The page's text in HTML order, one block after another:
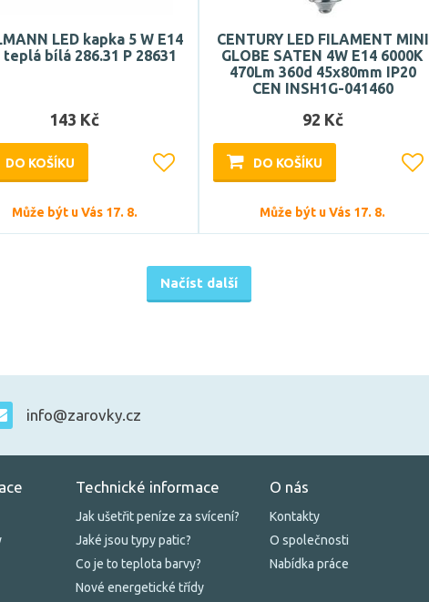
LED kapka 5 W E14
bílá 286.31 P 28631
143 Kč
DO KOŠÍKU
Může být u Vás 17. 8.
CENTURY LED FILAMENT MINI
GLOBE SATEN 4W E14 6000K
470Lm 360d 45x80mm IP20
CEN INSH1G-041460
92 Kč
DO KOŠÍKU
Může být u Vás 17. 8.
Načíst další
info@zarovky.cz
Technické informace
Jak ušetřit peníze za svícení?
Jaké jsou typy patic?
Co je to teplota barvy?
Nové energetické třídy
O nás
Kontakty
O společnosti
Nabídka práce